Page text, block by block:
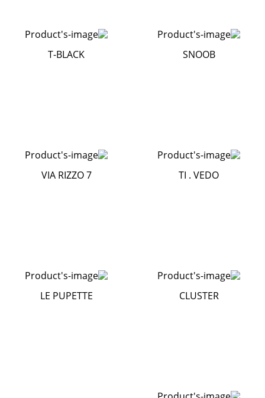
SNOOB
T-BLACK
TI . VEDO
VIA RIZZO 7
CLUSTER
LE PUPETTE